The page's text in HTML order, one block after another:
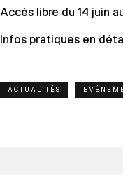
Accès libre du 14 juin
Infos pratiques en
ACTUALITÉS